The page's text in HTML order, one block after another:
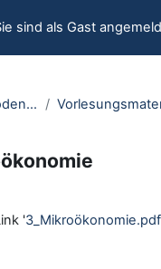
sind als Gast
Ökonomische Methoden für Juristen - Open
'3_Mikroökonomie.pdf